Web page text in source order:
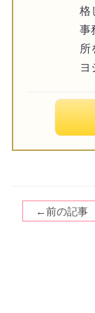
格
事
所
ヨ
←前の記事